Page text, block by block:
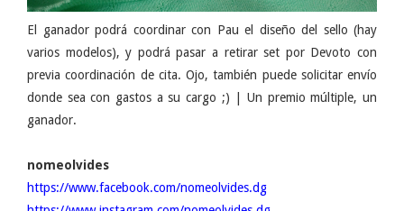
El ganador podrá coordinar con Pau el diseño del sello (hay
varios modelos), y podrá pasar a retirar set por Devoto con
previa coordinación de cita. Ojo, también puede solicitar envío
donde sea con gastos a su cargo ;) | Un premio múltiple, un
ganador.
nomeolvides
https://www.facebook.com/nomeolvides.dg